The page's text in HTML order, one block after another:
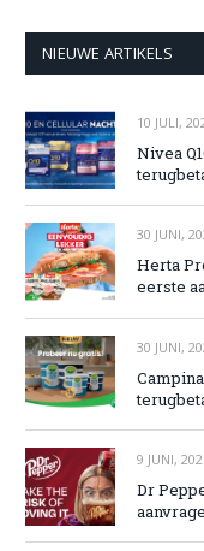
NIEUWE ARTIKELS
10 JULI,
Nivea
30 JUNI,
Herta
eerste
30 JUNI,
9 JUNI,
Dr